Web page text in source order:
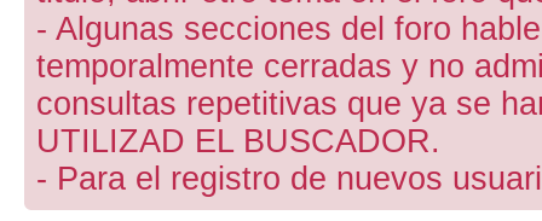
- Algunas secciones del foro
temporalmente cerradas y no
consultas repetitivas que ya se
UTILIZAD EL BUSCADOR.
- Para el registro de nuevos